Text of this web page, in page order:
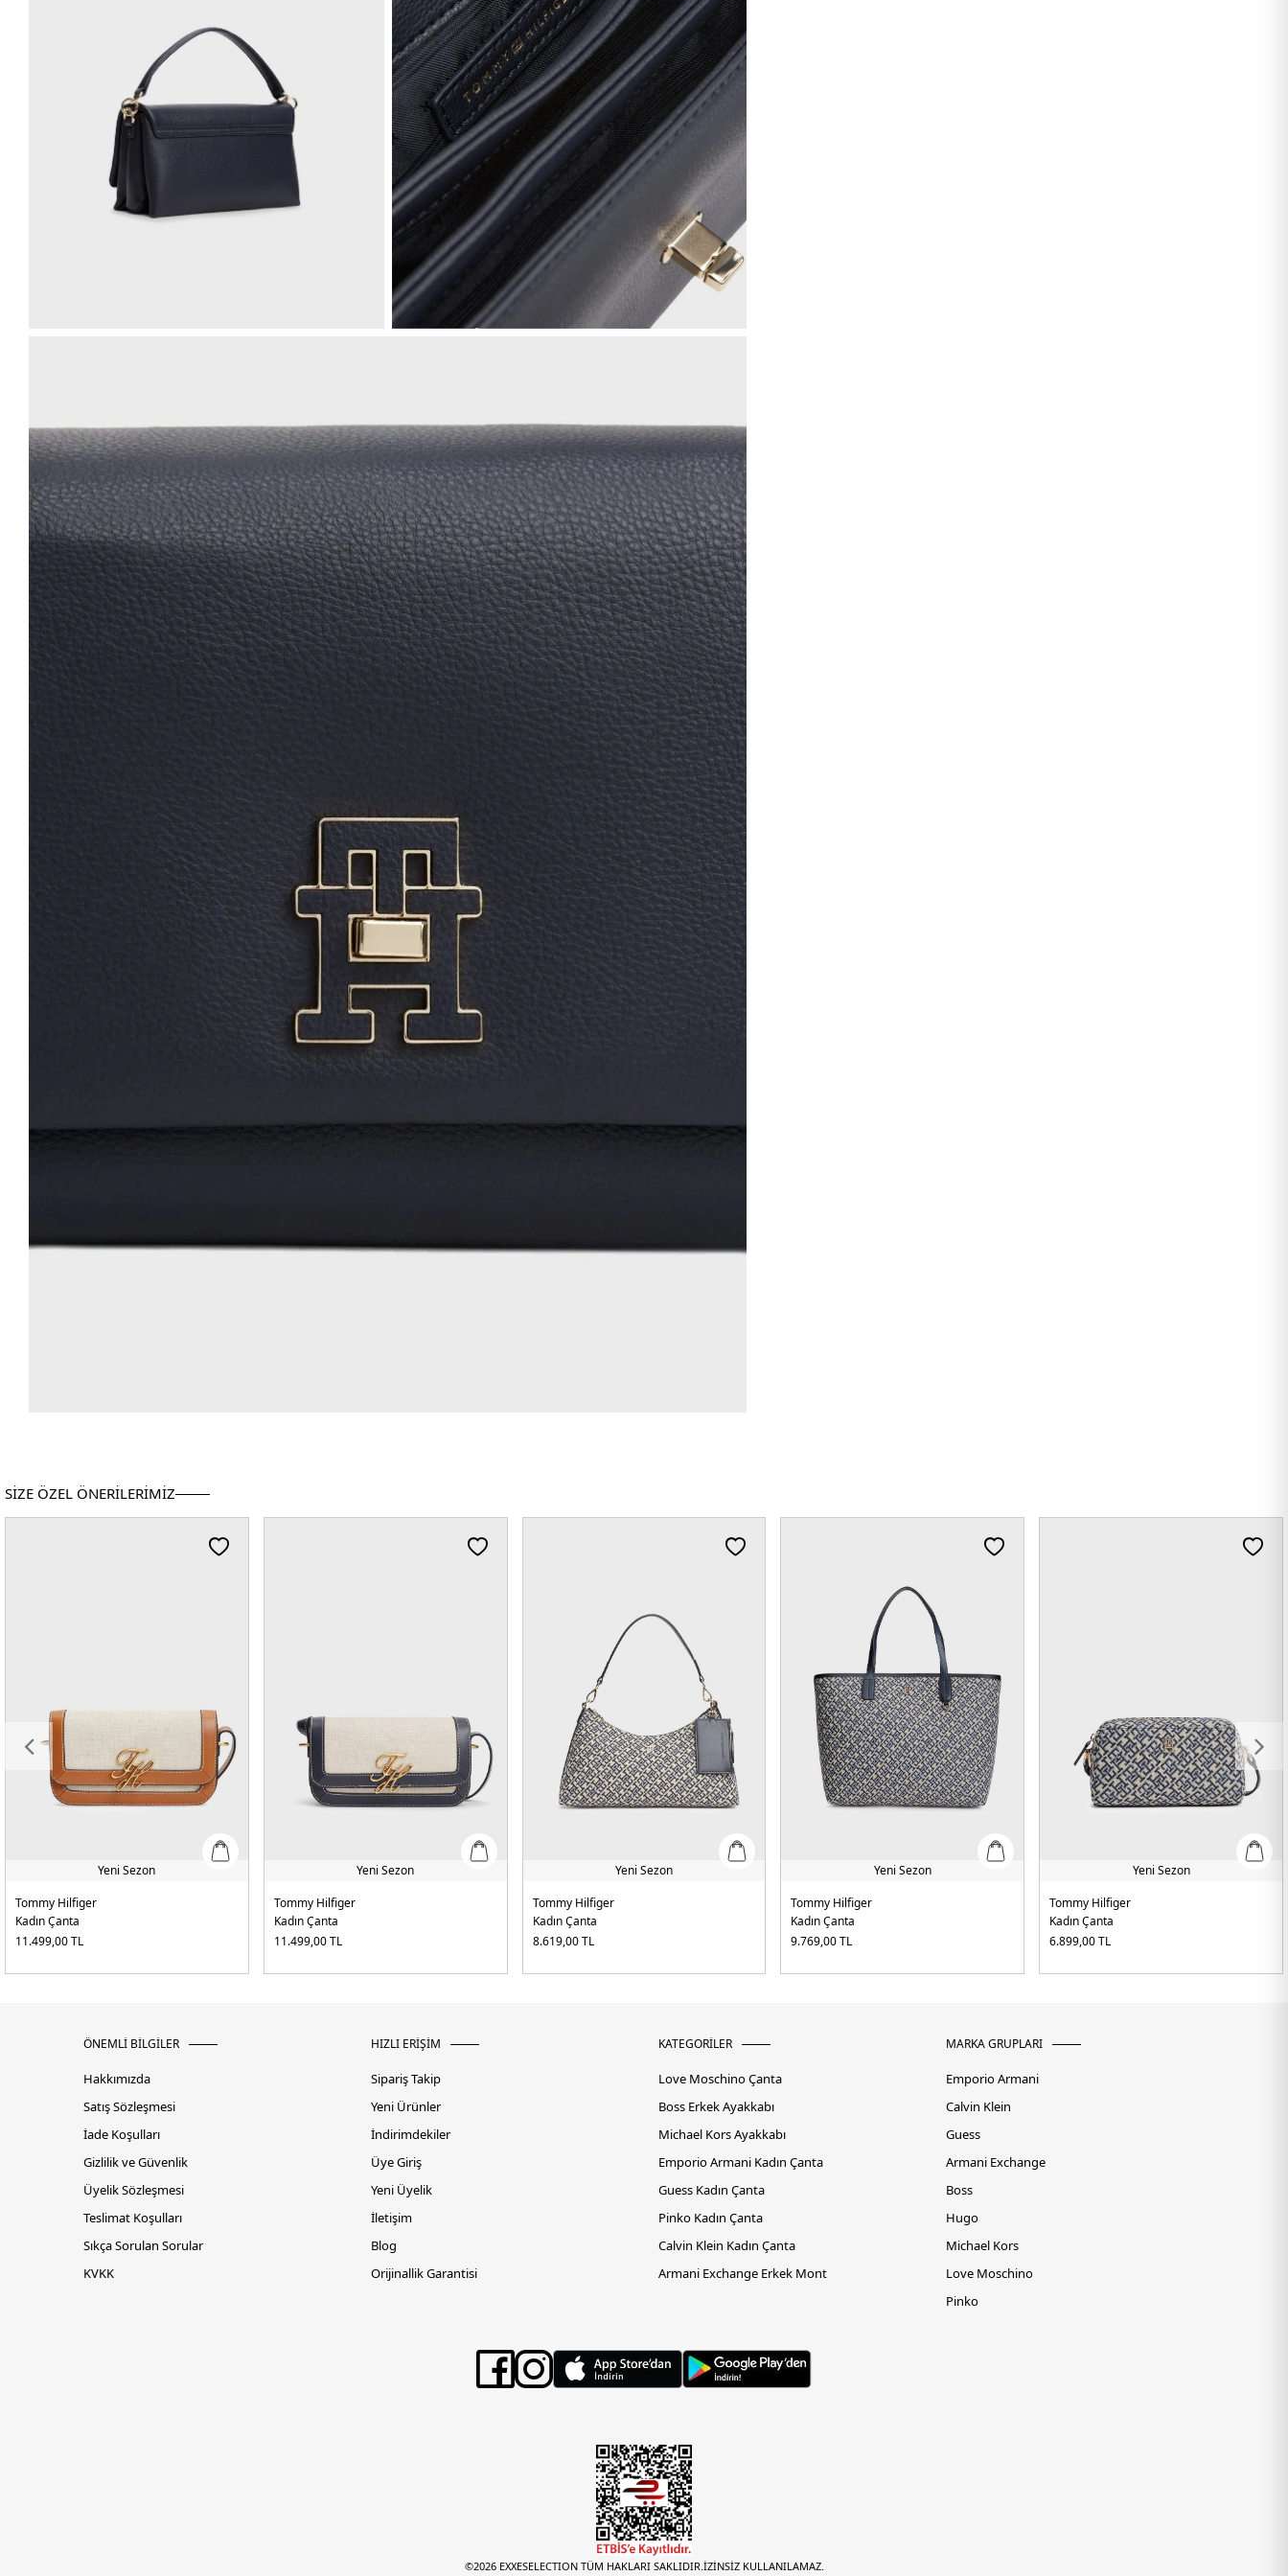
SİZE ÖZEL ÖNERİLERİMİZ
Yeni Sezon
Tommy Hilfiger
Kadın Çanta
11.499,00TL
Yeni Sezon
Tommy Hilfiger
Kadın Çanta
11.499,00TL
Yeni Sezon
Tommy Hilfiger
Kadın Çanta
8.619,00TL
Yeni Sezon
Tommy Hilfiger
Kadın Çanta
9.769,00TL
Yeni Sezon
Tommy Hilfiger
Kadın Çanta
6.899,00TL
ÖNEMLİ BİLGİLER
Hakkımızda
Satış Sözleşmesi
İade Koşulları
Gizlilik ve Güvenlik
Üyelik Sözleşmesi
Teslimat Koşulları
Sıkça Sorulan Sorular
KVKK
HIZLI ERİŞİM
Sipariş Takip
Yeni Ürünler
İndirimdekiler
Üye Giriş
Yeni Üyelik
İletişim
Blog
Orijinallik Garantisi
KATEGORİLER
Love Moschino Çanta
Boss Erkek Ayakkabı
Michael Kors Ayakkabı
Emporio Armani Kadın Çanta
Guess Kadın Çanta
Pinko Kadın Çanta
Calvin Klein Kadın Çanta
Armani Exchange Erkek Mont
MARKA GRUPLARI
Emporio Armani
Calvin Klein
Guess
Armani Exchange
Boss
Hugo
Michael Kors
Love Moschino
Pinko
©2026 EXXESELECTION TÜM HAKLARI SAKLIDIR.İZİNSİZ KULLANILAMAZ.